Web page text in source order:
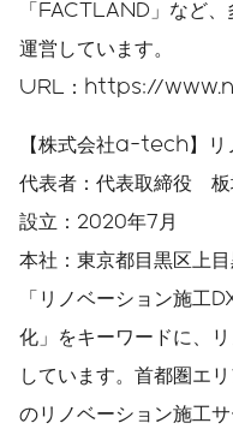
「FACTLAND」など
運営しています。
URL：https://
【株式会社a-tech】リ
代表者：代表取締役 板
設立：2020年7月
本社：東京都目黒区上
「リノベーション施工
化」をキーワードに、
しています。首都圏エ
のリノベーション施工